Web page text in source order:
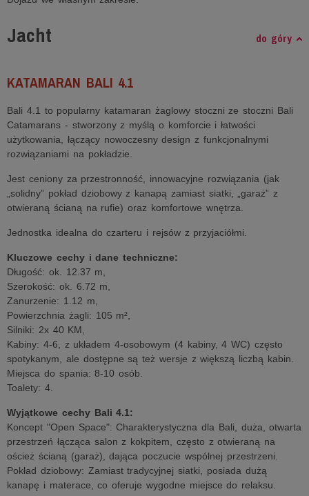
Jacht do góry
KATAMARAN BALI 4.1
Bali 4.1 to popularny katamaran żaglowy stoczni ze stoczni Bali
Catamarans - stworzony z myślą o komforcie i łatwości
użytkowania, łączący nowoczesny design z funkcjonalnymi
rozwiązaniami na pokładzie.
Jest ceniony za przestronność, innowacyjne rozwiązania (jak
„solidny” pokład dziobowy z kanapą zamiast siatki, „garaż” z
otwieraną ścianą na rufie) oraz komfortowe wnętrza.
Jednostka idealna do czarteru i rejsów z przyjaciółmi.
Kluczowe cechy i dane techniczne:
Długość: ok. 12.37 m,
Szerokość: ok. 6.72 m,
Zanurzenie: 1.12 m,
Powierzchnia żagli: 105 m²,
Silniki: 2x 40 KM,
Kabiny: 4-6, z układem 4-osobowym (4 kabiny, 4 WC) często
spotykanym, ale dostępne są też wersje z większą liczbą kabin.
Miejsca do spania: 8-10 osób.
Toalety: 4.
Wyjątkowe cechy Bali 4.1:
Koncept "Open Space": Charakterystyczna dla Bali, duża, otwarta
przestrzeń łącząca salon z kokpitem, często z otwieraną na
oścież ścianą (garaż), dająca poczucie wspólnej przestrzeni.
Pokład dziobowy: Zamiast tradycyjnej siatki, posiada dużą
kanapę i materace, co oferuje wygodne miejsce do relaksu.